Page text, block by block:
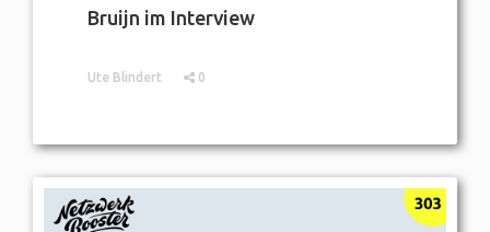
Bruijn im Interview
Ute Blindert 0